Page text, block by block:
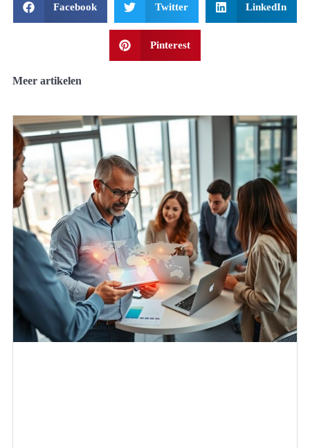
Facebook Twitter LinkedIn
Pinterest
Meer artikelen